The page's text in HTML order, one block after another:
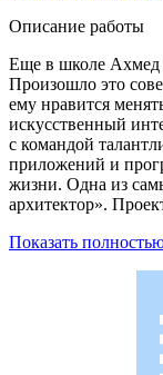
Описание работы
Еще в школе Ахмед
Произошло это
ему нравится
искусственный
с командой
приложений и
жизни. Одна из
архитектор».
Показать